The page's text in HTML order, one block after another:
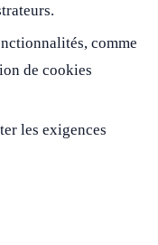
comme
de cookies
les exigences